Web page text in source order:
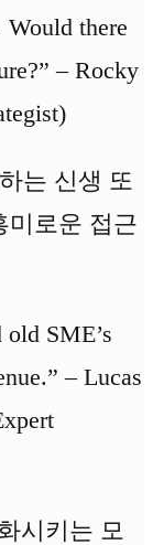
Would there
– Rocky
는 신생 또
미로운 접근
SME’s
– Lucas
시키는 모